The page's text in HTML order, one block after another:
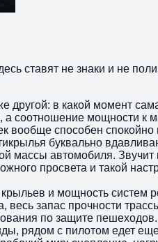
ставят не знаки и не
другой: в какой момент
соотношение мощности к
способен спокойно
буквально
массы автомобиля.
просвета и такой
и мощность систем
запас прочности
по защите пешеходов.
рядом с пилотом едет